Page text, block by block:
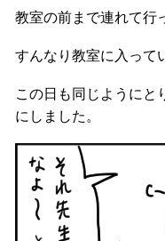
教室の前まで連れて行
すんなり教室に入って
この日も同じようにと
にしました。